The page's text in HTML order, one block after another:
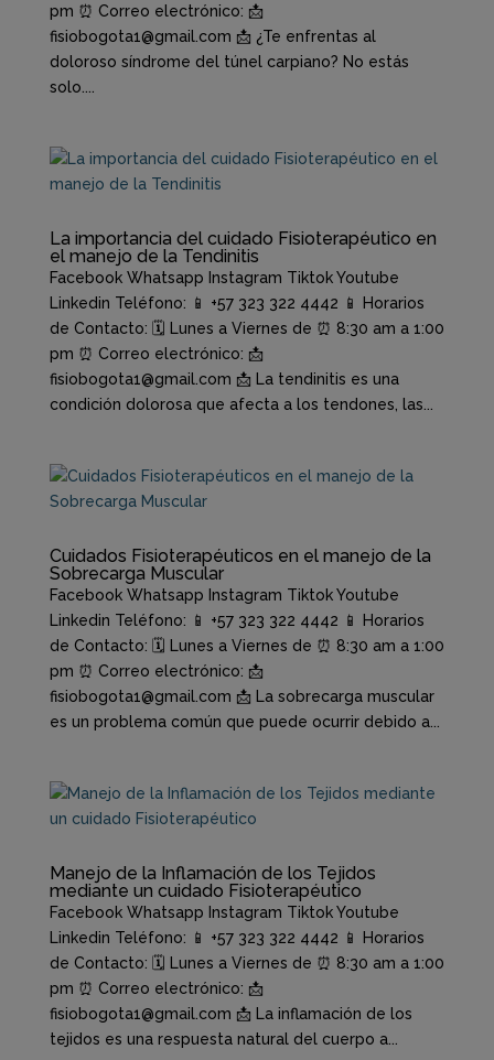
pm ⏰ Correo electrónico: 📩
fisiobogota1@gmail.com 📩 ¿Te enfrentas al
doloroso síndrome del túnel carpiano? No estás
solo....
La importancia del cuidado Fisioterapéutico en
el manejo de la Tendinitis
Facebook Whatsapp Instagram Tiktok Youtube
Linkedin Teléfono: 📱 +57 323 322 4442 📱 Horarios
de Contacto: 🗓️ Lunes a Viernes de ⏰ 8:30 am a 1:00
pm ⏰ Correo electrónico: 📩
fisiobogota1@gmail.com 📩 La tendinitis es una
condición dolorosa que afecta a los tendones, las...
Cuidados Fisioterapéuticos en el manejo de la
Sobrecarga Muscular
Facebook Whatsapp Instagram Tiktok Youtube
Linkedin Teléfono: 📱 +57 323 322 4442 📱 Horarios
de Contacto: 🗓️ Lunes a Viernes de ⏰ 8:30 am a 1:00
pm ⏰ Correo electrónico: 📩
fisiobogota1@gmail.com 📩 La sobrecarga muscular
es un problema común que puede ocurrir debido a...
Manejo de la Inflamación de los Tejidos
mediante un cuidado Fisioterapéutico
Facebook Whatsapp Instagram Tiktok Youtube
Linkedin Teléfono: 📱 +57 323 322 4442 📱 Horarios
de Contacto: 🗓️ Lunes a Viernes de ⏰ 8:30 am a 1:00
pm ⏰ Correo electrónico: 📩
fisiobogota1@gmail.com 📩 La inflamación de los
tejidos es una respuesta natural del cuerpo a...